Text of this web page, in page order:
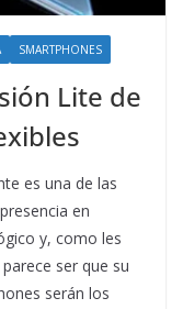
SMARTPHONES
Lite de
es una de las
en
y, como les
ser que su
serán los